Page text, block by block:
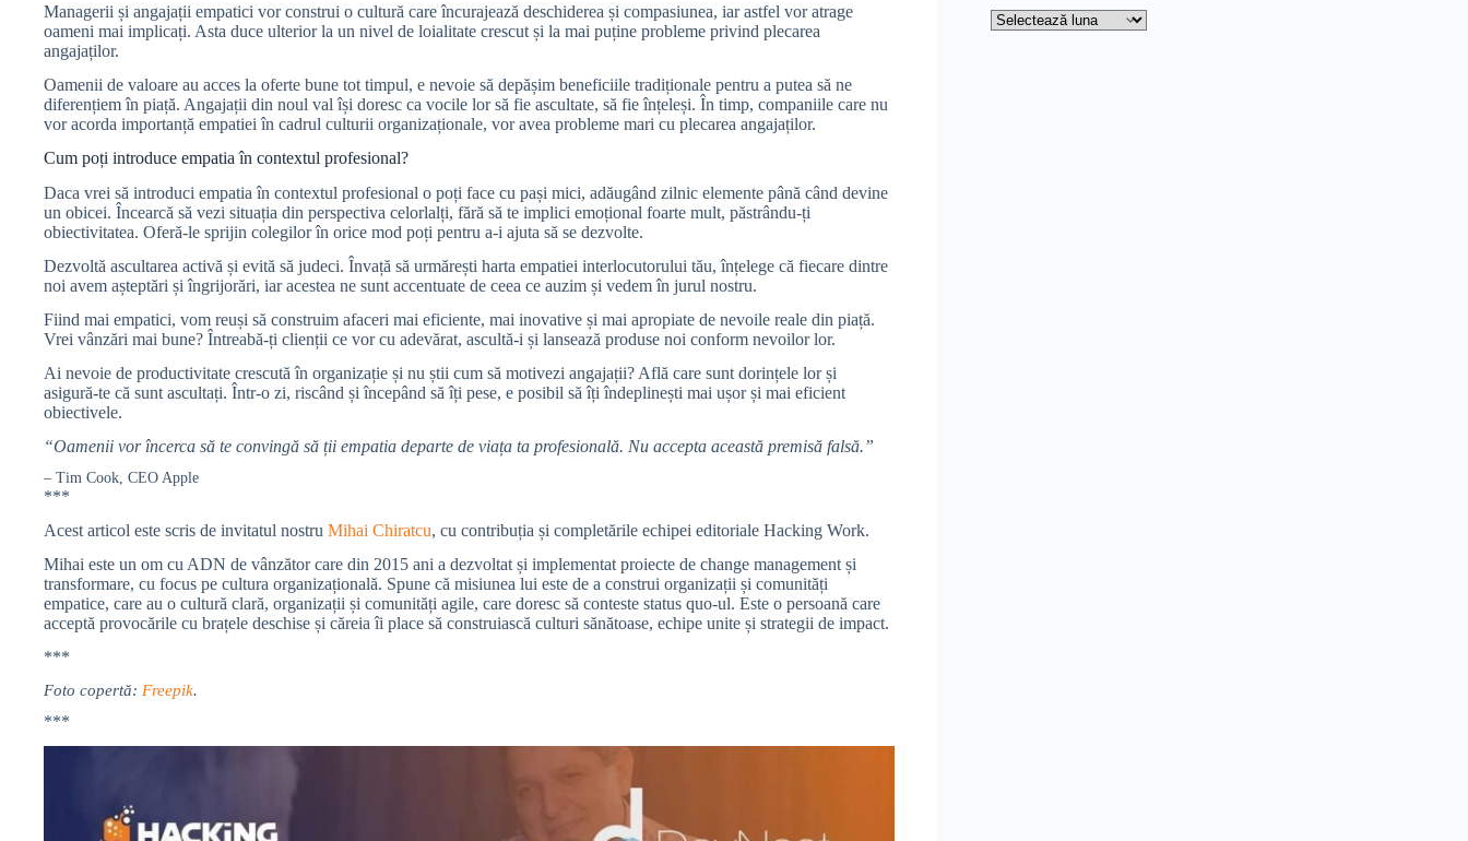
Managerii și angajații empatici vor construi o cultură care încurajează deschiderea și compasiunea, iar astfel vor atrage
oameni mai implicați. Asta duce ulterior la un nivel de loialitate crescut și la mai puține probleme privind plecarea
angajaților.
Oamenii de valoare au acces la oferte bune tot timpul, e nevoie să depășim beneficiile tradiționale pentru a putea să ne
diferențiem în piață. Angajații din noul val își doresc ca vocile lor să fie ascultate, să fie înțeleși. În timp, companiile care nu
vor acorda importanță empatiei în cadrul culturii organizaționale, vor avea probleme mari cu plecarea angajaților.
Cum poți introduce empatia în contextul profesional?
Daca vrei să introduci empatia în contextul profesional o poți face cu pași mici, adăugând zilnic elemente până când devine
un obicei. Încearcă să vezi situația din perspectiva celorlalți, fără să te implici emoțional foarte mult, păstrându-ți
obiectivitatea. Oferă-le sprijin colegilor în orice mod poți pentru a-i ajuta să se dezvolte.
Dezvoltă ascultarea activă și evită să judeci. Învață să urmărești harta empatiei interlocutorului tău, înțelege că fiecare dintre
noi avem așteptări și îngrijorări, iar acestea ne sunt accentuate de ceea ce auzim și vedem în jurul nostru.
Fiind mai empatici, vom reuși să construim afaceri mai eficiente, mai inovative și mai apropiate de nevoile reale din piață.
Vrei vânzări mai bune? Întreabă-ți clienții ce vor cu adevărat, ascultă-i și lansează produse noi conform nevoilor lor.
Ai nevoie de productivitate crescută în organizație și nu știi cum să motivezi angajații? Află care sunt dorințele lor și
asigură-te că sunt ascultați. Într-o zi, riscând și începând să îți pese, e posibil să îți îndeplinești mai ușor și mai eficient
obiectivele.
“Oamenii vor încerca să te convingă să ții empatia departe de viața ta profesională. Nu accepta această premisă falsă.”
– Tim Cook, CEO Apple
***
Acest articol este scris de invitatul nostru Mihai Chiratcu, cu contribuția și completările echipei editoriale Hacking Work.
Mihai este un om cu ADN de vânzător care din 2015 ani a dezvoltat și implementat proiecte de change management și
transformare, cu focus pe cultura organizațională. Spune că misiunea lui este de a construi organizații și comunități
empatice, care au o cultură clară, organizații și comunități agile, care doresc să conteste status quo-ul. Este o persoană care
acceptă provocările cu brațele deschise și căreia îi place să construiască culturi sănătoase, echipe unite și strategii de impact.
***
Foto copertă: Freepik.
***
Arhiva
de